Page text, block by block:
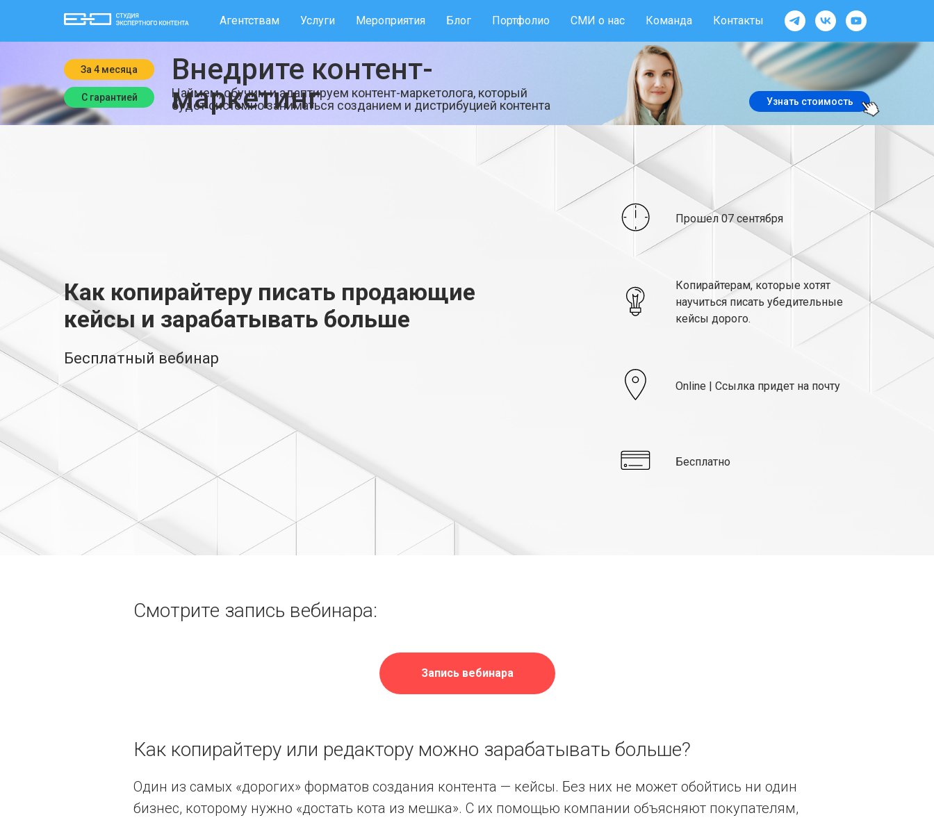
Агентствам Услуги Мероприятия Блог Портфолио СМИ о нас Команда Контакты
За 4 месяца
С гарантией
Внедрите контент-
маркетинг
Наймем, обучим и адаптируем контент-маркетолога, который
будет системно заниматься созданием и дистрибуцией контента
Узнать стоимость
Как копирайтеру писать продающие
кейсы и зарабатывать больше
Бесплатный вебинар
Прошел 07 сентября
Копирайтерам, которые хотят
научиться писать убедительные
кейсы дорого.
Online | Cсылка придет на почту
Бесплатно
Смотрите запись вебинара:
Запись вебинара
Как копирайтеру или редактору можно зарабатывать больше?
Один из самых «дорогих» форматов создания контента — кейсы. Без них не может обойтись ни один
бизнес, которому нужно «достать кота из мешка». С их помощью компании объясняют покупателям,